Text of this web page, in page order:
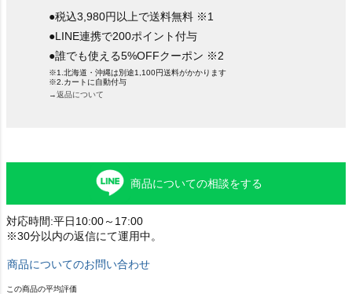
●税込3,980円以上で送料無料 ※1
●LINE連携で200ポイント付与
●誰でも使える5%OFFクーポン ※2
※1.北海道・沖縄は別途1,100円送料がかかります
※2.カートに自動付与
→返品について
商品についての相談をする
対応時間:平日10:00～17:00
※30分以内の返信にて運用中。
商品についてのお問い合わせ